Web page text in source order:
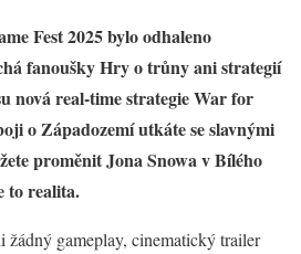
Fest 2025 bylo odhaleno
fanoušky Hry o trůny ani strategií
nová real-time strategie War for
o Západozemí utkáte se slavnými
proměnit Jona Snowa v Bílého
to realita.
gameplay, cinematický trailer